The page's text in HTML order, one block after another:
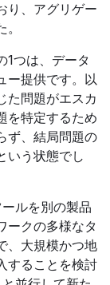
り、アグリゲー
。
1つは、データ
ー提供です。以
た問題がエスカ
を特定するため
ず、結局問題の
いう状態でし
ルを別の製品
ークの多様なタ
、大規模かつ地
することを検討